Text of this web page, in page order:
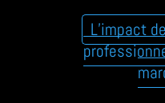
L’impact